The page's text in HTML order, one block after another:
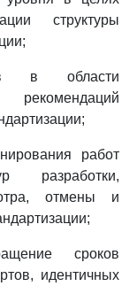
структуры
в области
работ
разработки,
отмены и
сроков
идентичных